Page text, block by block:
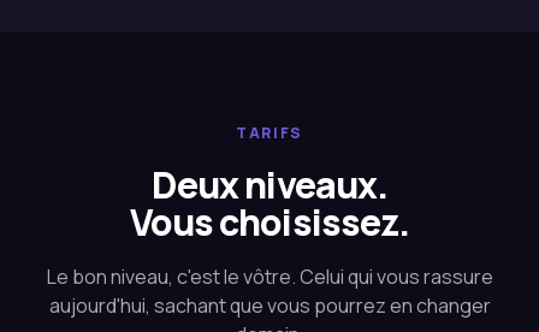
TARIFS
Deux niveaux.
Vous choisissez.
Le bon niveau, c'est le vôtre. Celui qui vous rassure
aujourd'hui, sachant que vous pourrez en changer